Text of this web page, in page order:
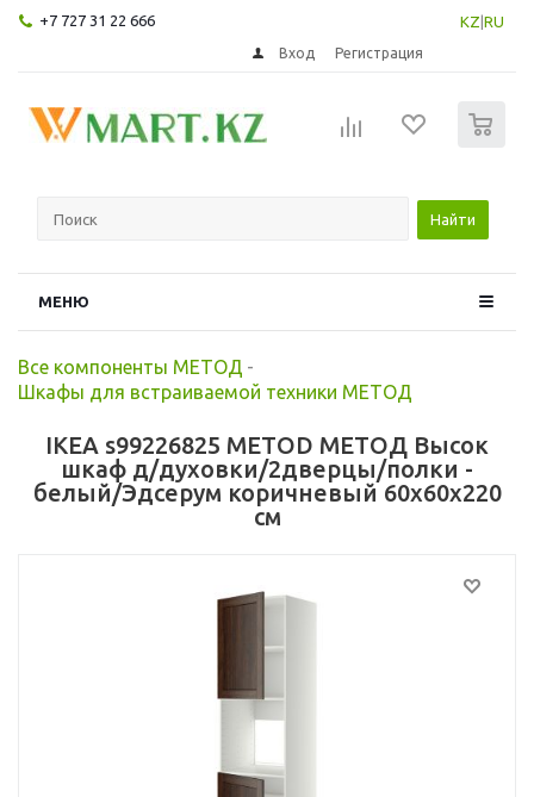
+7 727 31 22 666 KZ RU
Вход Регистрация
Найти
МЕНЮ
Все компоненты МЕТОД -
Шкафы для встраиваемой техники МЕТОД
IKEA s99226825 METOD МЕТОД Высок
шкаф д/духовки/2дверцы/полки -
белый/Эдсерум коричневый 60x60x220
см